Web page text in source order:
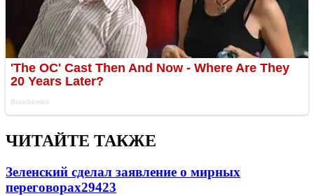
ЧИТАЙТЕ ТАКЖЕ
Зеленский сделал заявление о мирных
переговорах29423